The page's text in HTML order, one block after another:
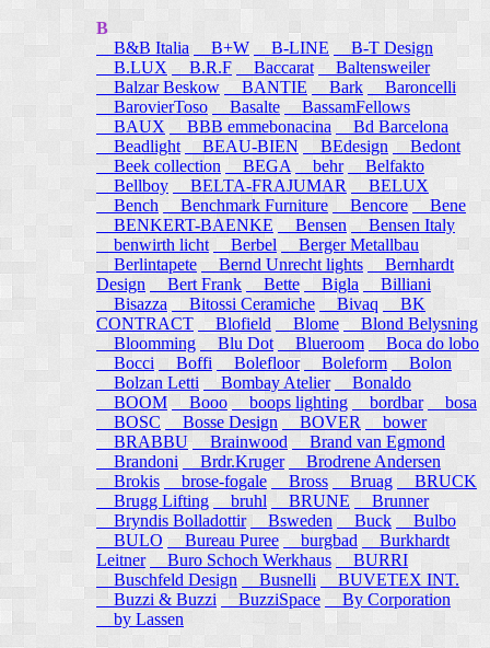
B
B&B Italia
B+W B-LINE
B-T Design
B.LUX
B.R.F Baccarat
Baltensweiler
Balzar Beskow
BANTIE Bark
Baroncelli
BarovierToso
Basalte
BassamFellows
BAUX
BBB emmebonacina
Bd Barcelona
Beadlight
BEAU-BIEN BEdesign
Bedont
Beek collection
BEGA behr
Belfakto
Bellboy
BELTA-FRAJUMAR
BELUX
Bench
Benchmark Furniture Bencore
Bene
BENKERT-BAENKE
Bensen
Bensen Italy
benwirth licht
Berbel
Berger Metallbau
Berlintapete
Bernd Unrecht lights
Bernhardt
Design
Bert Frank Bette Bigla
Billiani
Bisazza
Bitossi Ceramiche Bivaq
BK
CONTRACT
Blofield Blome Blond Belysning
Bloomming
Blu Dot Blueroom
Boca do lobo
Bocci
Boffi Bolefloor Boleform
Bolon
Bolzan Letti
Bombay Atelier
Bonaldo
BOOM
Booo boops lighting bordbar
bosa
BOSC
Bosse Design BOVER
bower
BRABBU
Brainwood
Brand van Egmond
Brandoni
Brdr.Kruger
Brodrene Andersen
Brokis
brose-fogale Bross Bruag
BRUCK
Brugg Lifting
bruhl BRUNE
Brunner
Bryndis Bolladottir
Bsweden Buck
Bulbo
BULO
Bureau Puree burgbad
Burkhardt
Leitner
Buro Schoch Werkhaus
BURRI
Buschfeld Design
Busnelli
BUVETEX INT.
Buzzi & Buzzi
BuzziSpace By Corporation
by Lassen